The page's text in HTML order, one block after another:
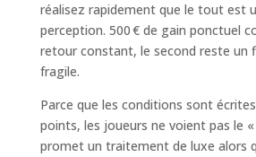
réalisez rapidement que le tout est
perception. 500 € de gain ponctuel
retour constant, le second reste un
fragile.
Parce que les conditions sont
points, les joueurs ne voient pas le «
promet un traitement de luxe alors